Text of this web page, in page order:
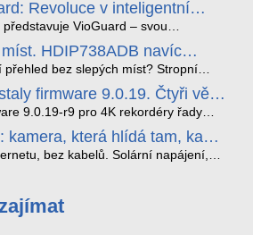
není jen čára na mapě, ale
celé cesty.
– moderní a vysoce univerzální
Revoluce v inteligentní
přestupkůVioGuard – svou
Tento systém, poháněný
umělé inteligence (AI), je navržen
nástroje pro vymáhání
zvyšoval bezpečnost na silnicích a
dopravy v moderních městech.
HDIP738ADB navíc
– bez PC.
přehled bez slepých míst? Stropní
HDIP738ADB skládá obraz ze dvou
jednoho čistého 180° záběru bez
AI detekci osob a vozidel,
počítače.
firmware 9.0.19. Čtyři věci,
9.0.19-r9 pro 4K rekordéry řady
práci – a jedna z nich vám ušetří
k zákazníkům.
kamera, která hlídá tam, kam
bez kabelů. Solární napájení,
se na video.